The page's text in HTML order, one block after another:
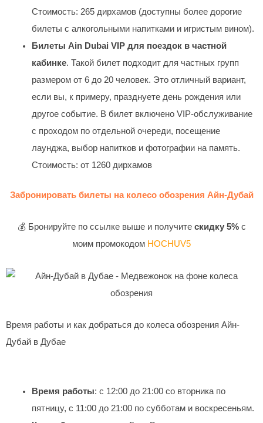
Стоимость: 265 дирхамов (доступны более дорогие
билеты с алкогольными напитками и игристым вином).
Билеты Ain Dubai VIP для поездок в частной
кабинке. Такой билет подходит для частных групп
размером от 6 до 20 человек. Это отличный вариант,
если вы, к примеру, празднуете день рождения или
другое событие. В билет включено VIP-обслуживание
с проходом по отдельной очереди, посещение
лаунджа, выбор напитков и фотографии на память.
Стоимость: от 1260 дирхамов
Забронировать билеты на колесо обозрения Айн-Дубай
💰 Бронируйте по ссылке выше и получите скидку 5%с
моим промокодом HOCHUV5
Время работы и как добраться до колеса обозрения Айн-
Дубай в Дубае
Время работы: с 12:00 до 21:00 со вторника по
пятницу, с 11:00 до 21:00 по субботам и воскресеньям.